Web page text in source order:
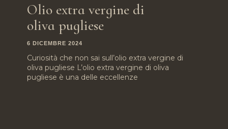
Olio extra vergine di
oliva pugliese
6 DICEMBRE 2024
Curiosità che non sai sull’olio extra vergine di
oliva pugliese L’olio extra vergine di oliva
pugliese è una delle eccellenze